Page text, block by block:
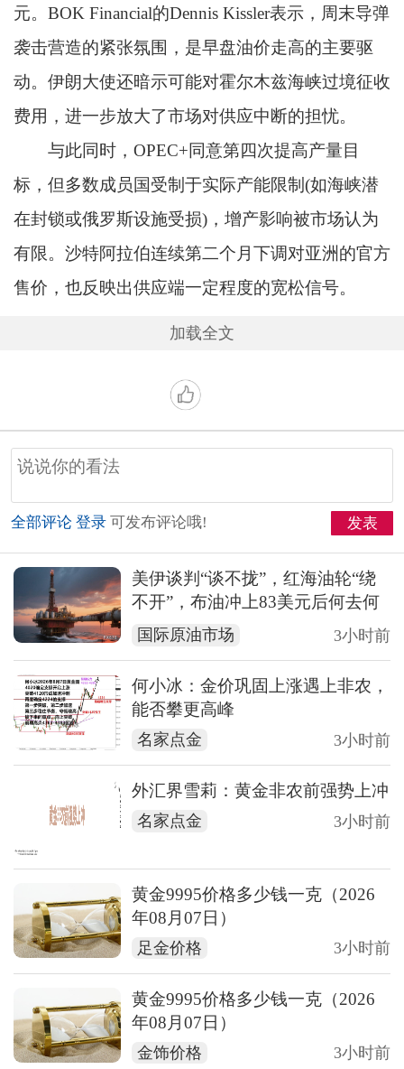
元。BOK Financial的Dennis Kissler表示，周末导弹
袭击营造的紧张氛围，是早盘油价走高的主要驱
动。伊朗大使还暗示可能对霍尔木兹海峡过境征收
费用，进一步放大了市场对供应中断的担忧。
与此同时，OPEC+同意第四次提高产量目
标，但多数成员国受制于实际产能限制(如海峡潜
在封锁或俄罗斯设施受损)，增产影响被市场认为
有限。沙特阿拉伯连续第二个月下调对亚洲的官方
售价，也反映出供应端一定程度的宽松信号。
加载全文
全部评论 登录 可发布评论哦! 发表
美伊谈判“谈不拢”，红海油轮“绕
不开”，布油冲上83美元后何去何
从？
国际原油市场 3小时前
何小冰：金价巩固上涨遇上非农，
能否攀更高峰
名家点金 3小时前
外汇界雪莉：黄金非农前强势上冲
名家点金 3小时前
黄金9995价格多少钱一克（2026
年08月07日）
足金价格 3小时前
黄金9995价格多少钱一克（2026
年08月07日）
金饰价格 3小时前